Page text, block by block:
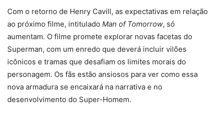
Com o retorno de Henry Cavill, as expectativas em relação
ao próximo filme, intitulado Man of Tomorrow, só
aumentam. O filme promete explorar novas facetas do
Superman, com um enredo que deverá incluir vilões
icônicos e tramas que desafiam os limites morais do
personagem. Os fãs estão ansiosos para ver como essa
nova armadura se encaixará na narrativa e no
desenvolvimento do Super-Homem.